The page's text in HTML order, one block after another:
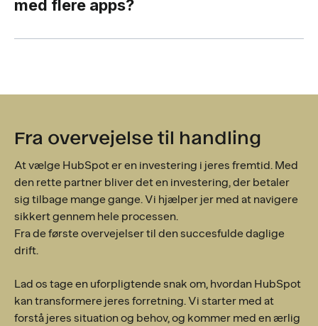
med flere apps?
Fra overvejelse til handling
At vælge HubSpot er en investering i jeres fremtid. Med
den rette partner bliver det en investering, der betaler
sig tilbage mange gange. Vi hjælper jer med at navigere
sikkert gennem hele processen.
Fra de første overvejelser til den succesfulde daglige
drift.
Lad os tage en uforpligtende snak om, hvordan HubSpot
kan transformere jeres forretning. Vi starter med at
forstå jeres situation og behov, og kommer med en ærlig